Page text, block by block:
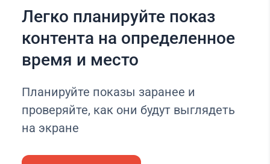
Легко планируйте показ
контента на определенное
время и место
Планируйте показы заранее и
проверяйте, как они будут выглядеть
на экране